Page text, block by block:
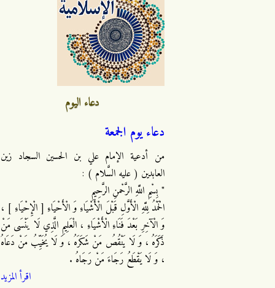
دعاء اليوم
دعاء يوم الجمعة
من أدعية الإمام علي بن الحسين السجاد زين
العابدين ( عليه السَّلام ) :
" بِسْمِ اللَّهِ الرَّحْمنِ الرَّحِيمِ
الْحَمْدُ لِلَّهِ الْأَوَّلِ قَبْلَ الْأَشْيَاءِ وَ الْأَحْيَاءِ [ الْإِحْيَاءِ ] ،
وَ الْآخِرِ بَعْدَ فَنَاءِ الْأَشْيَاءِ ، الْعَلِيمِ الَّذِي لَا يَنْسَى مَنْ
ذَكَرَهُ ، وَ لَا يَنْقُصُ مَنْ شَكَرَهُ ، وَ لَا يُخَيِّبُ مَنْ دَعَاهُ
، وَ لَا يَقْطَعُ رَجَاءَ مَنْ رَجَاهُ .
اقرأ المزيد